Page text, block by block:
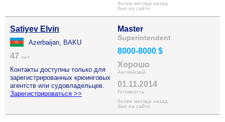
более месяца назад
был на сайте
Satiyev Elvin
Azerbaijan, BAKU
47 лет
Контакты доступны только для
зарегистрированных крюинговых
агентств или судовладельцев.
Зарегистрироваться >>
Master
Superintendent
8000-8000 $
Хорошо
Английский
01.11.2014
Готовность
более месяца назад
был на сайте